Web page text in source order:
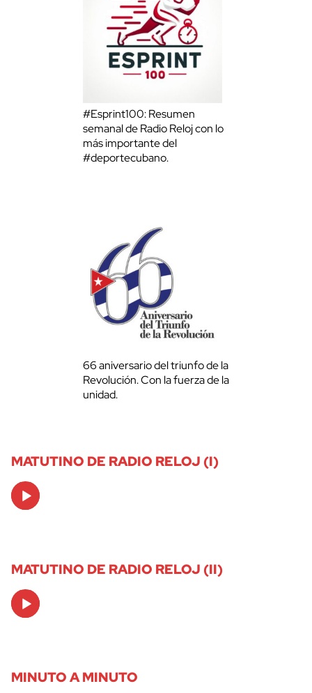
#Esprint100: Resumen
semanal de Radio Reloj con lo
más importante del
#deportecubano.
66 aniversario del triunfo de la
Revolución. Con la fuerza de la
unidad.
MATUTINO DE RADIO RELOJ (I)
Audio
Player
MATUTINO DE RADIO RELOJ (II)
Audio
Player
MINUTO A MINUTO